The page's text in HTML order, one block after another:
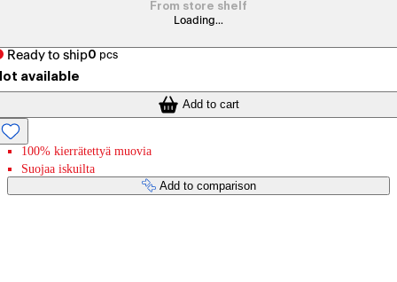
From store shelf
Loading...
Ready to ship0 pcs
available
Add to cart
100% kierrätettyä muovia
Suojaa iskuilta
Add to comparison